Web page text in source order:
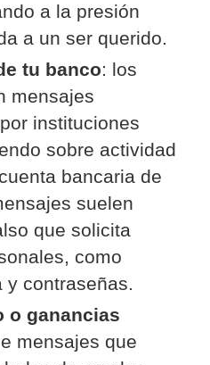
a la presión
a un ser querido.
tu banco: los
mensajes
instituciones
sobre actividad
bancaria de
suelen
que solicita
como
y contraseñas.
o ganancias
mensajes que